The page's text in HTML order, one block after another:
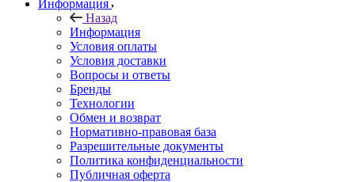
Информация
Назад
Информация
Условия оплаты
Условия доставки
Вопросы и ответы
Бренды
Технологии
Обмен и возврат
Нормативно-правовая база
Разрешительные документы
Политика конфиденциальности
Публичная оферта